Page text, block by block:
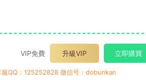
VIP免費 升級VIP 立即購買
服QQ：125252828 微信号：dobunkan